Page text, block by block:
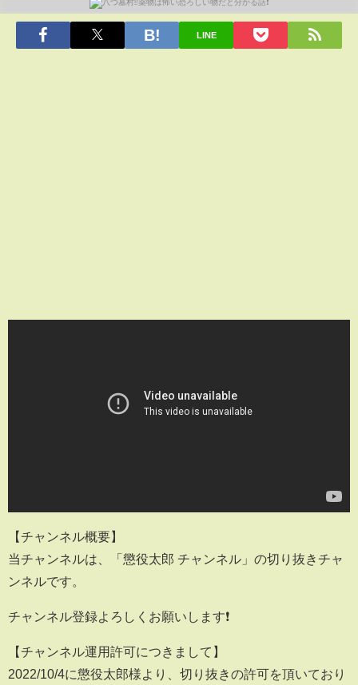
LINE
【チャンネル概要】
当チャンネルは、「懲役太郎 チャンネル」の切り抜きチャ
ンネルです。
チャンネル登録よろしくお願いします❗️
【チャンネル運用許可につきまして】
2022/10/4に懲役太郎様より、切り抜きの許可を頂いており